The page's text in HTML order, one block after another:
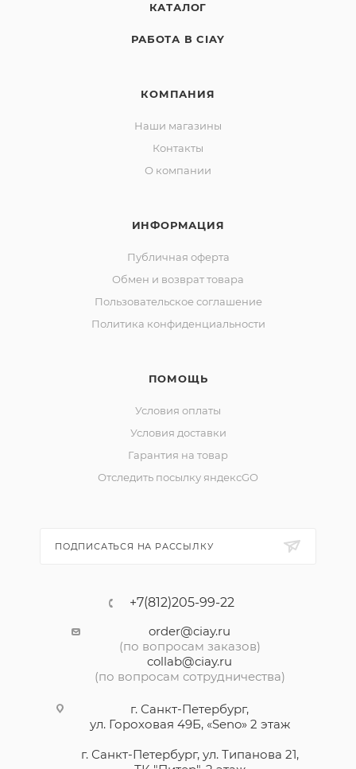
КАТАЛОГ
РАБОТА В CIAY
КОМПАНИЯ
Наши магазины
Контакты
О компании
ИНФОРМАЦИЯ
Публичная оферта
Обмен и возврат товара
Пользовательское соглашение
Политика конфиденциальности
ПОМОЩЬ
Условия оплаты
Условия доставки
Гарантия на товар
Отследить посылку яндексGO
ПОДПИСАТЬСЯ НА РАССЫЛКУ
+7(812)205-99-22
order@ciay.ru
(по вопросам заказов)
collab@ciay.ru
(по вопросам сотрудничества)
г. Санкт-Петербург,
ул. Гороховая 49Б, «Seno» 2 этаж
г. Санкт-Петербург, ул. Типанова 21,